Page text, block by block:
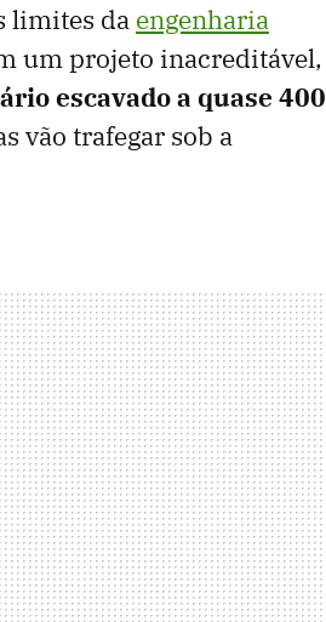
limites da engenharia
um projeto inacreditável,
escavado a quase 400
vão trafegar sob a